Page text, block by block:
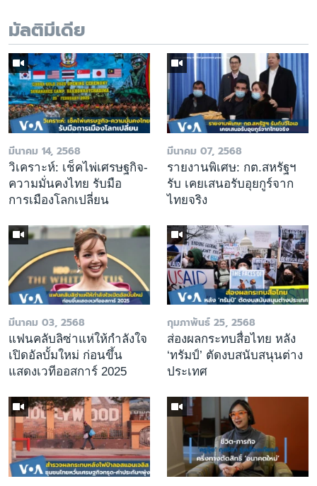
มัลติมีเดีย
มีนาคม 14, 2568
วิเคราะห์: เช็คไพ่เศรษฐกิจ-
ความมั่นคงไทย รับมือ
การเมืองโลกเปลี่ยน
มีนาคม 07, 2568
รายงานพิเศษ: กต.สหรัฐฯ
รับ เคยเสนอรับอุยกูร์จาก
ไทยจริง
มีนาคม 03, 2568
แฟนคลับลิซ่าแห่ให้กำลังใจ
เปิดอัลบั้มใหม่ ก่อนขึ้น
แสดงเวทีออสการ์ 2025
กุมภาพันธ์ 25, 2568
ส่องผลกระทบสื่อไทย หลัง
‘ทรัมป์’ ตัดงบสนับสนุนต่าง
ประเทศ